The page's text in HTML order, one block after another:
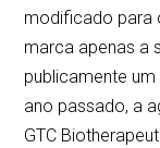
modificado para
marca apenas a
publicamente
ano passado, a
GTC